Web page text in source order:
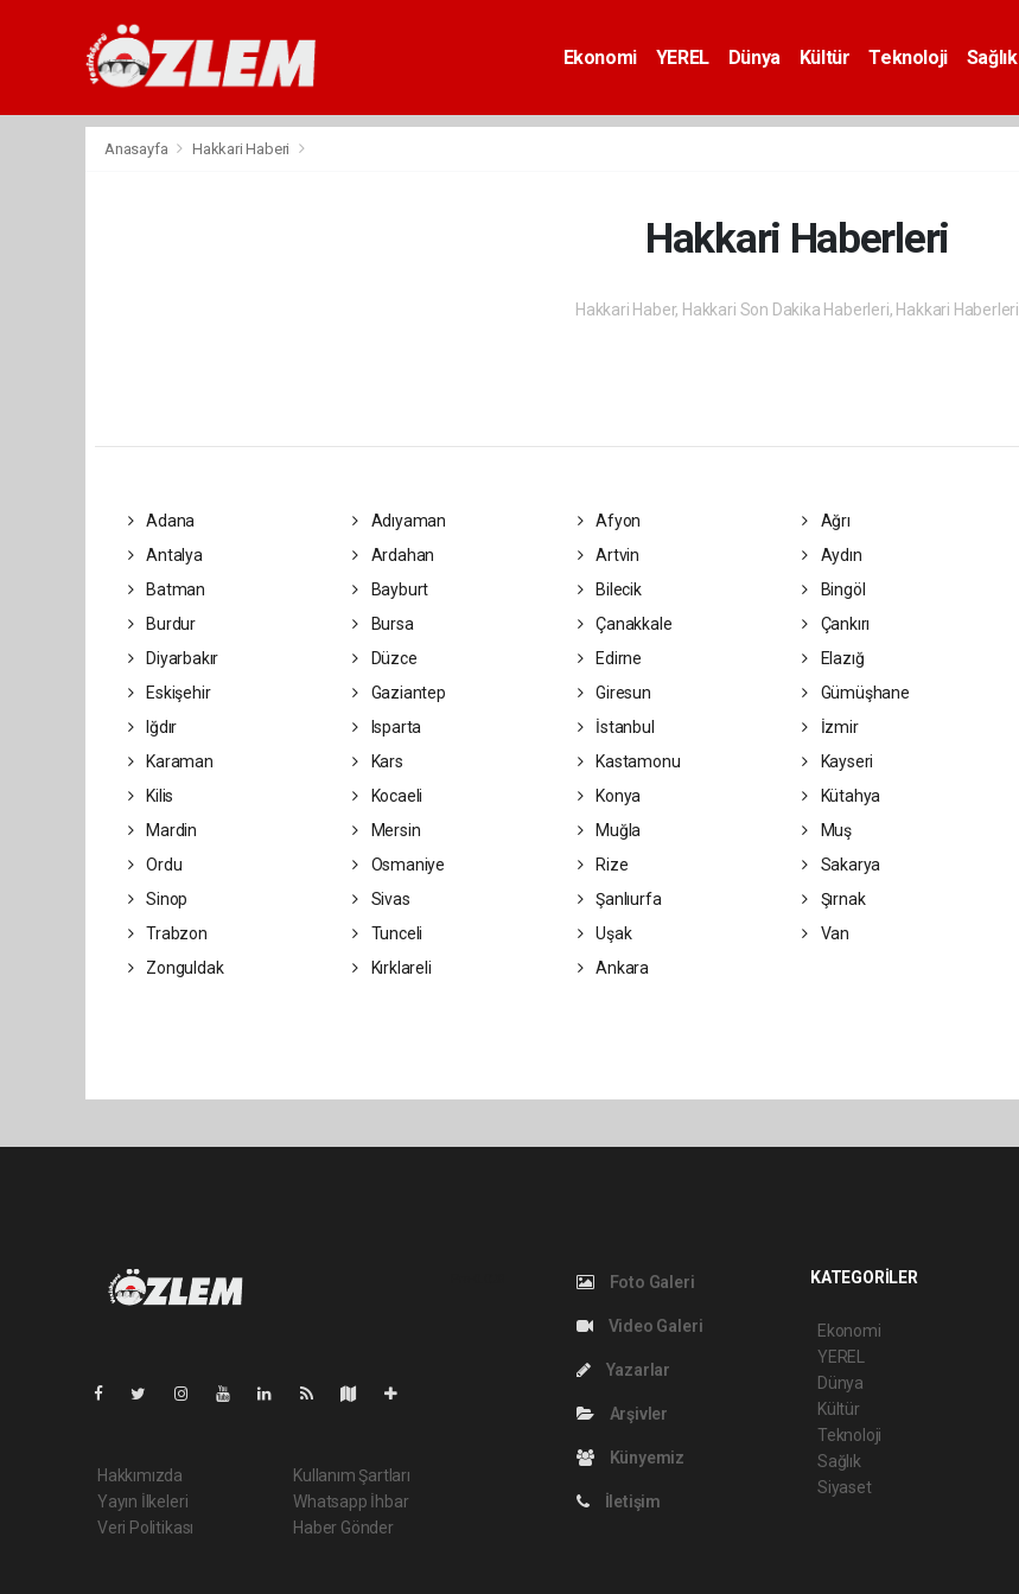
Ekonomi YEREL Dünya Kültür Teknoloji Sağlık
Anasayfa Hakkari Haberi
Hakkari Haberleri
Hakkari Haber, Hakkari Son Dakika Haberleri, Hakkari Haberleri
Adana Adıyaman Afyon Ağrı
Antalya
Ardahan Artvin Aydın
Batman
Bayburt Bilecik Bingöl
Burdur
Bursa Çanakkale Çankırı
Diyarbakır
Düzce Edirne Elazığ
Eskişehir
Gaziantep Giresun Gümüşhane
Iğdır
Isparta İstanbul İzmir
Karaman
Kars Kastamonu Kayseri
Kilis
Kocaeli Konya Kütahya
Mardin
Mersin Muğla Muş
Ordu
Osmaniye Rize Sakarya
Sinop
Sivas Şanlıurfa Şırnak
Trabzon
Tunceli Uşak Van
Zonguldak
Kırklareli Ankara
Hakkımızda
Yayın İlkeleri
Veri Politikası
Kullanım Şartları
Whatsapp İhbar
Haber Gönder
Foto Galeri
Video Galeri
Yazarlar
Arşivler
Künyemiz
İletişim
KATEGORİLER
Ekonomi
YEREL
Dünya
Kültür
Teknoloji
Sağlık
Siyaset